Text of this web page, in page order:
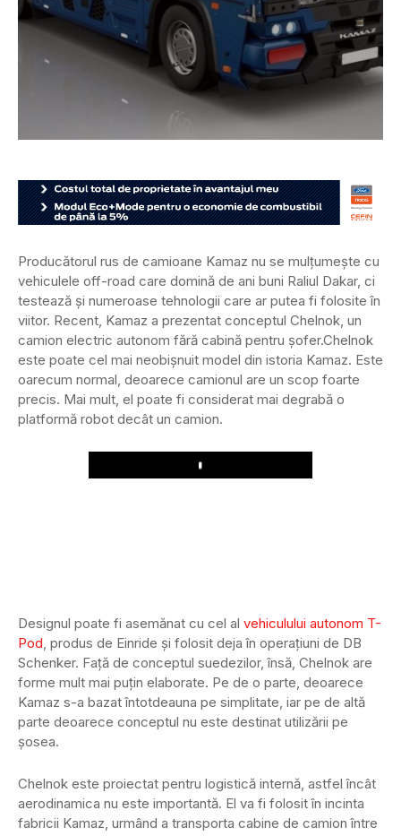
Producătorul rus de camioane Kamaz nu se mulțumește cu
vehiculele off-road care domină de ani buni Raliul Dakar, ci
testează și numeroase tehnologii care ar putea fi folosite în
viitor. Recent, Kamaz a prezentat conceptul Chelnok, un
camion electric autonom fără cabină pentru șofer.Chelnok
este poate cel mai neobișnuit model din istoria Kamaz. Este
oarecum normal, deoarece camionul are un scop foarte
precis. Mai mult, el poate fi considerat mai degrabă o
platformă robot decât un camion.
Play
Designul poate fi asemănat cu cel al vehiculului autonom T-
Pod, produs de Einride și folosit deja în operațiuni de DB
Schenker. Față de conceptul suedezilor, însă, Chelnok are
forme mult mai puțin elaborate. Pe de o parte, deoarece
Kamaz s-a bazat întotdeauna pe simplitate, iar pe de altă
parte deoarece conceptul nu este destinat utilizării pe
șosea.
Chelnok este proiectat pentru logistică internă, astfel încât
aerodinamica nu este importantă. El va fi folosit în incinta
fabricii Kamaz, urmând a transporta cabine de camion între